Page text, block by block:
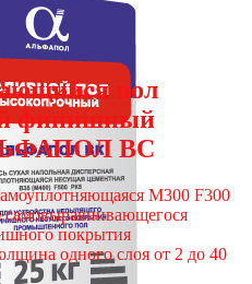
пол
финишный
ВС
М300 F300
самовыравнивающегося
покрытия
одного слоя от 2 до 40